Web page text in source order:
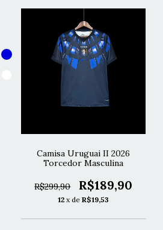
Camisa Uruguai II 2026
Torcedor Masculina
R$299,90 R$189,90
12 x deR$19,53